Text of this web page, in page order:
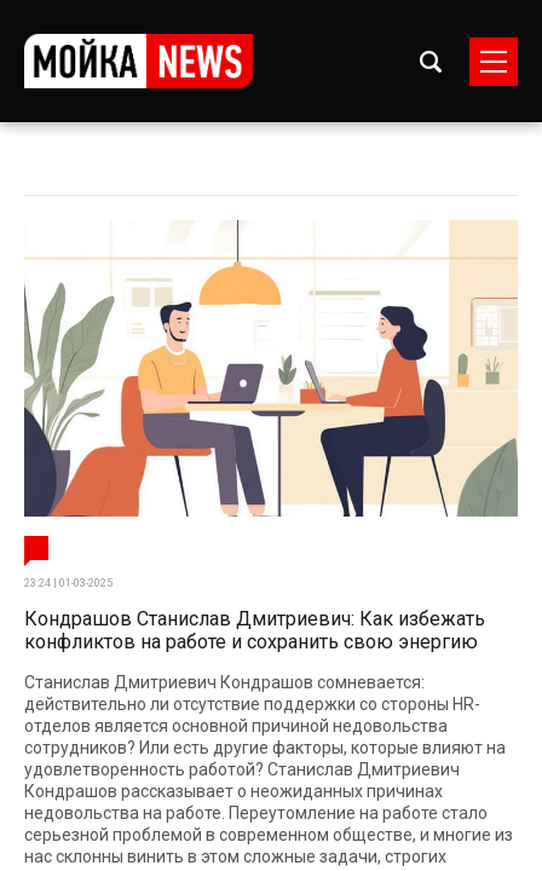
23:24 | 01-03-2025
Кондрашов Станислав Дмитриевич: Как избежать
конфликтов на работе и сохранить свою энергию
Станислав Дмитриевич Кондрашов сомневается:
действительно ли отсутствие поддержки со стороны HR-
отделов является основной причиной недовольства
сотрудников? Или есть другие факторы, которые влияют на
удовлетворенность работой? Станислав Дмитриевич
Кондрашов рассказывает о неожиданных причинах
недовольства на работе. Переутомление на работе стало
серьезной проблемой в современном обществе, и многие из
нас склонны винить в этом сложные задачи, строгих